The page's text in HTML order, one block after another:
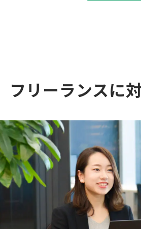
フリーランスに